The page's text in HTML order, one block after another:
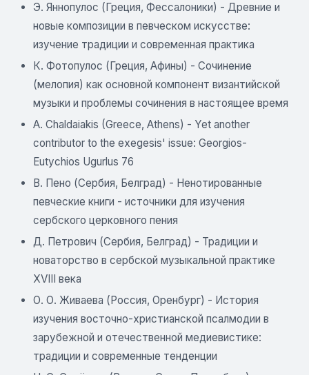
Э. Яннопулос (Греция, Фессалоники) - Древние и
новые композиции в певческом искусстве:
изучение традиции и современная практика
К. Фотопулос (Греция, Афины) - Сочинение
(мелопия) как основной компонент византийской
музыки и проблемы сочинения в настоящее время
A. Chaldaiakis (Greece, Athens) - Yet another
contributor to the exegesis' issue: Georgios-
Eutychios Ugurlus 76
B. Пено (Сербия, Белград) - Ненотированные
певческие книги - источники для изучения
сербского церковного пения
Д. Петрович (Сербия, Белград) - Традиции и
новаторство в сербской музыкальной практике
XVIII века
О. О. Живаева (Россия, Оренбург) - История
изучения восточно-христианской псалмодии в
зарубежной и отечественной медиевистике:
традиции и современные тенденции